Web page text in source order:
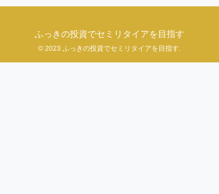
ふっきの投資でセミリタイアを目指す
© 2023 ふっきの投資でセミリタイアを目指す.